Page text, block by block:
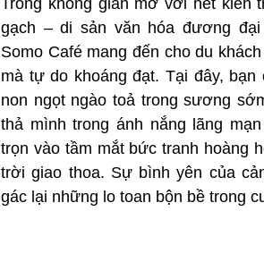
Trong không gian mở với nét kiến
gạch – di sản văn hóa đương
Somo Café mang đến cho du
mà tự do khoáng đạt. Tại đây,
non ngọt ngào toả trong sương
thả mình trong ánh nắng lãng
trọn vào tầm mắt bức tranh hoàng
trời giao thoa. Sự bình yên của
gác lại những lo toan bộn bề trong